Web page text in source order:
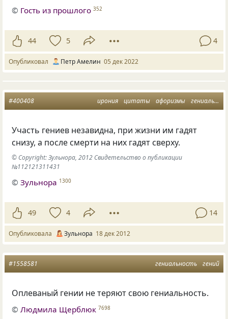
© Гость из прошлого 352
44 5 4
Опубликовал Петр Амeлин 05 дек 2022
ирония цитаты афоризмы гениальность
#400408
Участь гениев незавидна, при жизни им гадят
снизу, а после смерти на них гадят сверху.
© Copyright: Зульнора, 2012 Свидетельство о публикации
№112121311431
©Зульнора 1300
49 4 14
Опубликовала Зульнора 18 дек 2012
гениальность гений
#1558581
Оплеваный гении не теряют свою гениальность.
©Людмила Щерблюк 7698